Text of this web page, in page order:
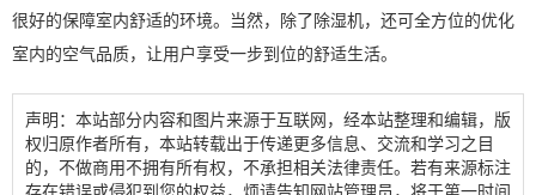
很好的保障室内舒适的环境。当然，除了除湿机，还可全方位的优化
室内的空气品质，让用户享受一步到位的舒适生活。
声明：本站部分内容和图片来源于互联网，经本站整理和编辑，版
权归原作者所有，本站转载出于传递更多信息、交流和学习之目
的，不做商用不拥有所有权，不承担相关法律责任。若有来源标注